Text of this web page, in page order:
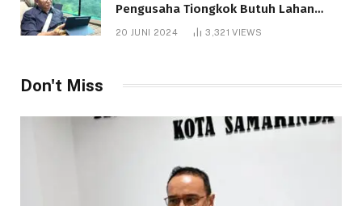
Pengusaha Tiongkok Butuh Lahan
20 JUNI 2024 3,321VIEWS
Don't Miss